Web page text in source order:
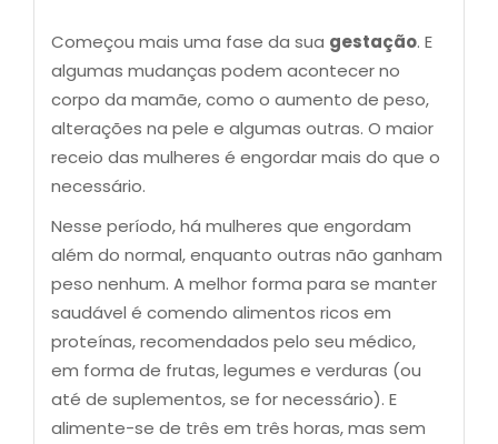
Começou mais uma fase da sua gestação. E
algumas mudanças podem acontecer no
corpo da mamãe, como o aumento de peso,
alterações na pele e algumas outras. O maior
receio das mulheres é engordar mais do que o
necessário.
Nesse período, há mulheres que engordam
além do normal, enquanto outras não ganham
peso nenhum. A melhor forma para se manter
saudável é comendo alimentos ricos em
proteínas, recomendados pelo seu médico,
em forma de frutas, legumes e verduras (ou
até de suplementos, se for necessário). E
alimente-se de três em três horas, mas sem